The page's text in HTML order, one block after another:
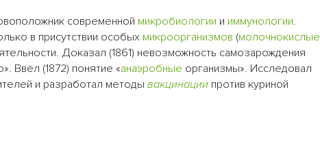
современной микробиологии и иммунологии.
в присутствии особых микроорганизмов (молочнокислые
Доказал (1861) невозможность самозарождения
Ввёл (1872) понятие «анаэробные организмы». Исследовал
и разработал методы вакцинации против куриной